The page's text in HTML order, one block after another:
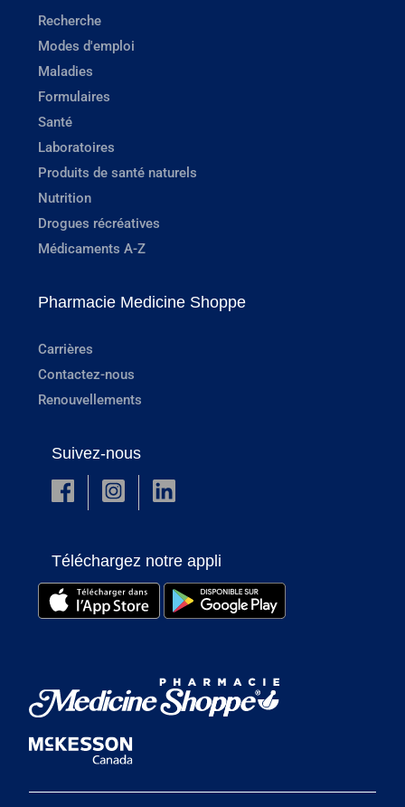
Recherche
Modes d'emploi
Maladies
Formulaires
Santé
Laboratoires
Produits de santé naturels
Nutrition
Drogues récréatives
Médicaments A-Z
Pharmacie Medicine Shoppe
Carrières
Contactez-nous
Renouvellements
Suivez-nous
Téléchargez notre appli